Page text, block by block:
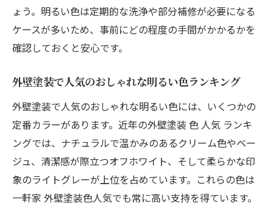
ょう。明るい色は定期的な洗浄や部分補修が必要になる
ケースが多いため、事前にどの程度の手間がかかるかを
確認しておくと安心です。
外壁塗装で人気のおしゃれな明るい色ランキング
外壁塗装で人気のおしゃれな明るい色には、いくつかの
定番カラーがあります。近年の外壁塗装 色 人気 ランキ
ングでは、ナチュラルで温かみのあるクリーム色やベー
ジュ、清潔感が際立つオフホワイト、そして柔らかな印
象のライトグレーが上位を占めています。これらの色は
一軒家 外壁塗装色人気でも常に高い支持を得ています。